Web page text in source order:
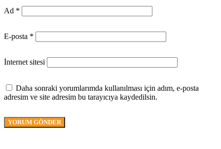
Ad *
E-posta *
İnternet sitesi
Daha sonraki yorumlarımda kullanılması için adım, e-posta
adresim ve site adresim bu tarayıcıya kaydedilsin.